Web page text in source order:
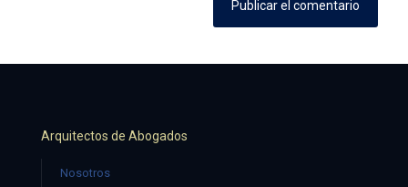
Arquitectos de Abogados
Nosotros